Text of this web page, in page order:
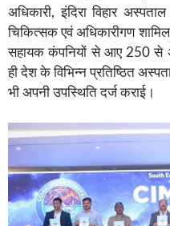
अधिकारी, इंदिरा विहार
चिकित्सक एवं अधिकारीगण
सहायक कंपनियों से आए 250 से
ही देश के विभिन्न प्रतिष्ठित
भी अपनी उपस्थिति दर्ज कराई।